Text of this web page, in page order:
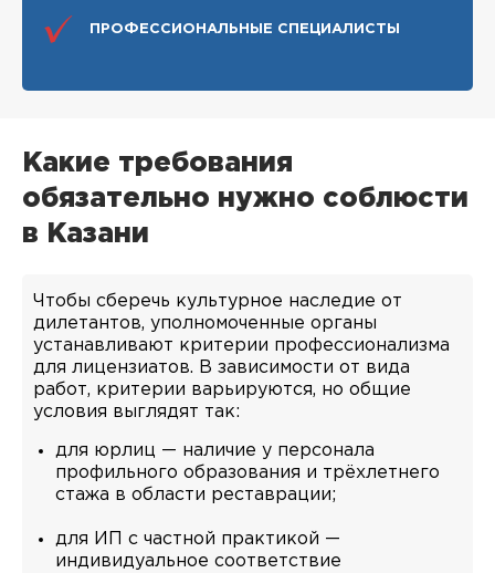
ПРОФЕССИОНАЛЬНЫЕ СПЕЦИАЛИСТЫ
Какие требования
обязательно нужно соблюсти
в Казани
Чтобы сберечь культурное наследие от
дилетантов, уполномоченные органы
устанавливают критерии профессионализма
для лицензиатов. В зависимости от вида
работ, критерии варьируются, но общие
условия выглядят так:
для юрлиц — наличие у персонала
профильного образования и трёхлетнего
стажа в области реставрации;
для ИП с частной практикой —
индивидуальное соответствие